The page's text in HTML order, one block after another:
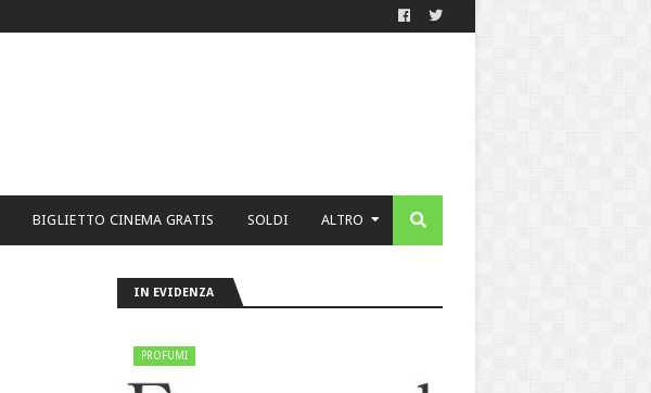
BIGLIETTO CINEMA GRATIS SOLDI ALTRO
IN EVIDENZA
PROFUMI